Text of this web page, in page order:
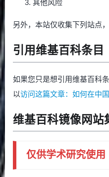
其他风险
另外，本站仅收集下列站点
引用维基百科条目
如果您只是想引用维基百科
以访问这篇文章：如何在中
维基百科镜像网站
仅供学术研究使用